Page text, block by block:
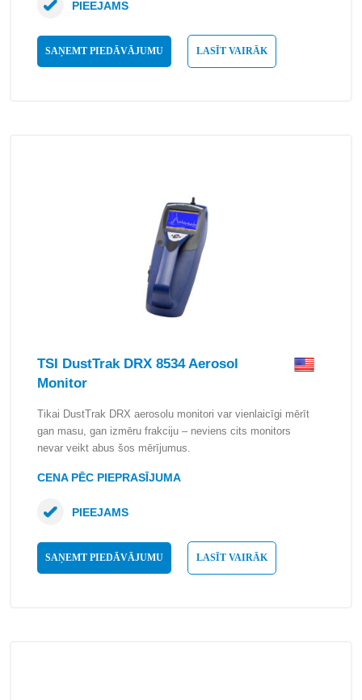
SAŅEMT PIEDĀVĀJUMU LASĪT VAIRĀK
PIEEJAMS
TSI DustTrak DRX 8534 Aerosol
Monitor
Tikai DustTrak DRX aerosolu monitori var vienlaicīgi mērīt
gan masu, gan izmēru frakciju – neviens cits monitors
nevar veikt abus šos mērījumus.
CENA PĒC PIEPRASĪJUMA
SAŅEMT PIEDĀVĀJUMU LASĪT VAIRĀK
PIEEJAMS